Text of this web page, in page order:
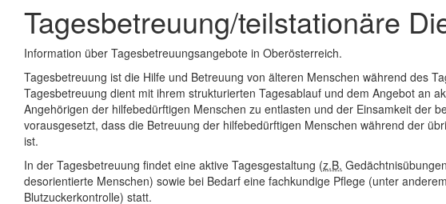
Tagesbetreuung/teilstationäre
Information über Tagesbetreuungsangebote in Oberösterreich.
Tagesbetreuung ist die Hilfe und Betreuung von älteren Menschen während des
Tagesbetreuung dient mit ihrem strukturierten Tagesablauf und dem Angebot an
Angehörigen der hilfebedürftigen Menschen zu entlasten und der Einsamkeit der
vorausgesetzt, dass die Betreuung der hilfebedürftigen Menschen während der
ist.
In der Tagesbetreuung findet eine aktive Tagesgestaltung (z.B.
desorientierte Menschen) sowie bei Bedarf eine fachkundige Pflege (unter
Blutzuckerkontrolle) statt.